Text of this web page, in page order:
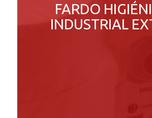
FARDO
INDUSTRIAL